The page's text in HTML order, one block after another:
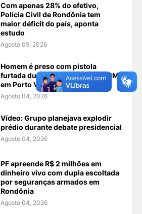
Com apenas 28% do efetivo,
Polícia Civil de Rondônia tem
maior déficit do país, aponta
estudo
Agosto 05, 2026
Homem é preso com pistola
furtada durante abordagem da PM
em Porto Velho
Agosto 04, 2026
Vídeo: Grupo planejava explodir
prédio durante debate presidencial
Agosto 04, 2026
PF apreende R$ 2 milhões em
dinheiro vivo com dupla escoltada
por seguranças armados em
Rondônia
Agosto 04, 2026